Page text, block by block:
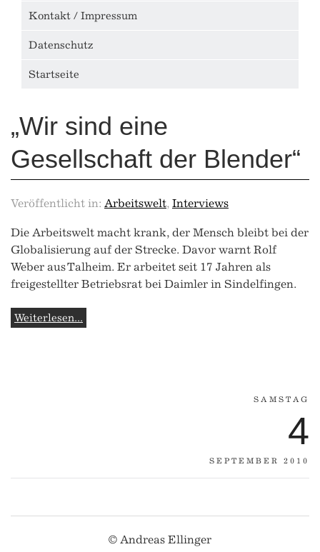
Kontakt / Impressum
Datenschutz
Startseite
„Wir sind eine
Gesellschaft der Blender“
Veröffentlicht in: Arbeitswelt, Interviews
Die Arbeitswelt macht krank, der Mensch bleibt bei der
Globalisierung auf der Strecke. Davor warnt Rolf
Weber aus Talheim. Er arbeitet seit 17 Jahren als
freigestellter Betriebsrat bei Daimler in Sindelfingen.
Weiterlesen...
SAMSTAG
4
SEPTEMBER 2010
© Andreas Ellinger